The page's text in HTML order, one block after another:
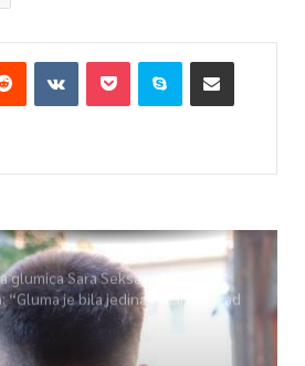
glumica Sara Seksan u emisiji
“Gluma je bila jedina opcija, uz rad
sve je moguće”